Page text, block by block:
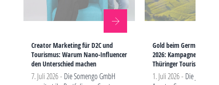
Creator Marketing für D2C und
Tourismus: Warum Nano-Influencer
den Unterschied machen
7. Juli 2026 - Die Somengo GmbH
Gold beim German
2026: Kampagne
Thüringer Tourismus
1. Juli 2026 - Die Jenaer